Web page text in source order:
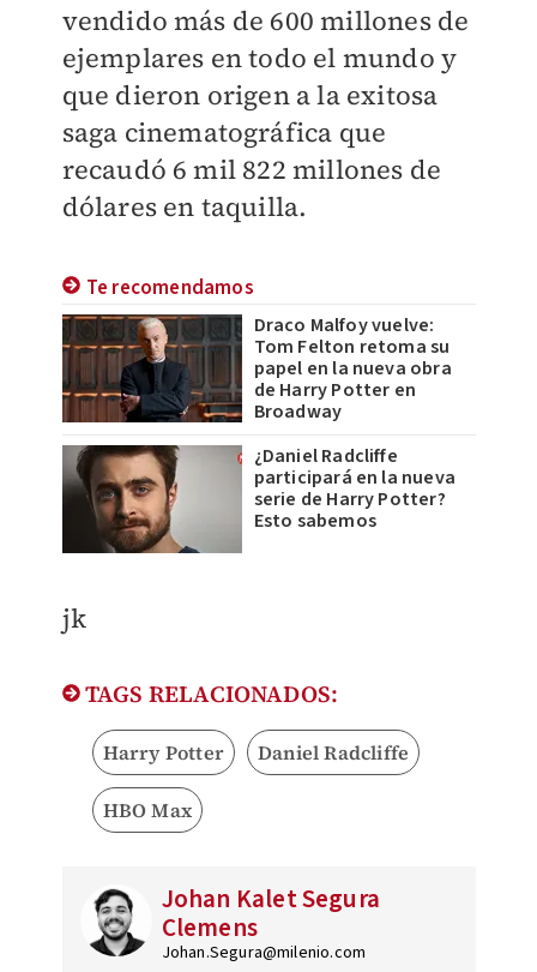
vendido más de 600 millones de
ejemplares en todo el mundo y
que dieron origen a la exitosa
saga cinematográfica que
recaudó 6 mil 822 millones de
dólares en taquilla.
Te recomendamos
Draco Malfoy vuelve:
Tom Felton retoma su
papel en la nueva obra
de Harry Potter en
Broadway
¿Daniel Radcliffe
participará en la nueva
serie de Harry Potter?
Esto sabemos
jk
TAGS RELACIONADOS:
Harry Potter Daniel Radcliffe
HBO Max
Johan Kalet Segura
Clemens
Johan.Segura@milenio.com